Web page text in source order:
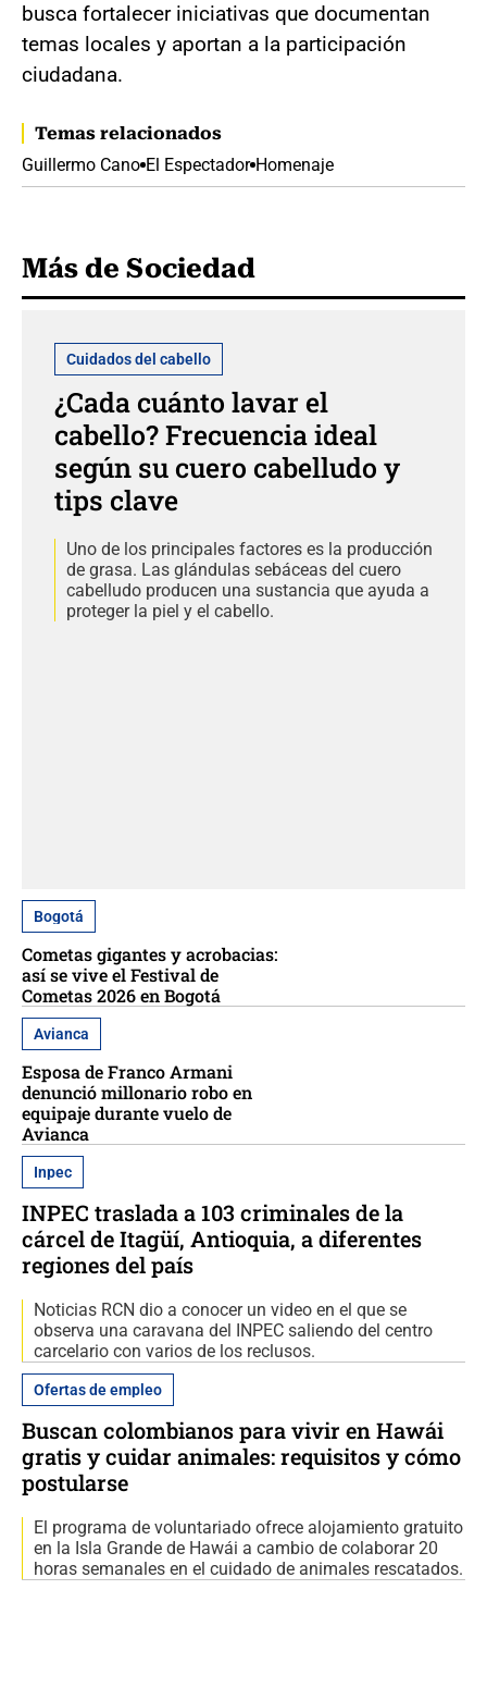
busca fortalecer iniciativas que documentan
temas locales y aportan a la participación
ciudadana.
Temas relacionados
Guillermo Cano El Espectador Homenaje
Más de Sociedad
Cuidados del cabello
¿Cada cuánto lavar el
cabello? Frecuencia ideal
según su cuero cabelludo y
tips clave
Uno de los principales factores es la producción
de grasa. Las glándulas sebáceas del cuero
cabelludo producen una sustancia que ayuda a
proteger la piel y el cabello.
Bogotá
Cometas gigantes y acrobacias:
así se vive el Festival de
Cometas 2026 en Bogotá
Avianca
Esposa de Franco Armani
denunció millonario robo en
equipaje durante vuelo de
Avianca
Inpec
INPEC traslada a 103 criminales de la
cárcel de Itagüí, Antioquia, a diferentes
regiones del país
Noticias RCN dio a conocer un video en el que se
observa una caravana del INPEC saliendo del centro
carcelario con varios de los reclusos.
Ofertas de empleo
Buscan colombianos para vivir en Hawái
gratis y cuidar animales: requisitos y cómo
postularse
El programa de voluntariado ofrece alojamiento gratuito
en la Isla Grande de Hawái a cambio de colaborar 20
horas semanales en el cuidado de animales rescatados.